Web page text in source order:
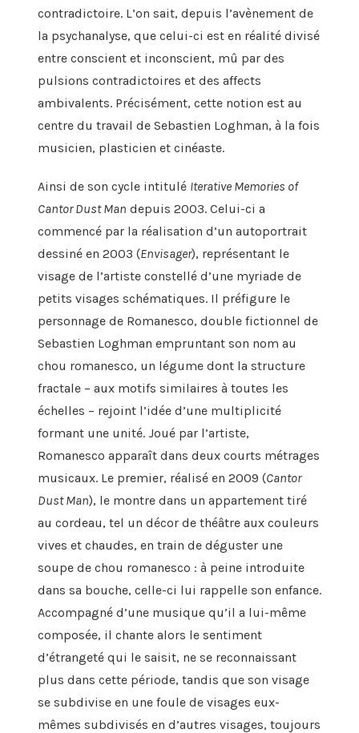
contradictoire. L’on sait, depuis l’avènement de
la psychanalyse, que celui-ci est en réalité divisé
entre conscient et inconscient, mû par des
pulsions contradictoires et des affects
ambivalents. Précisément, cette notion est au
centre du travail de Sebastien Loghman, à la fois
musicien, plasticien et cinéaste.
Ainsi de son cycle intitulé Iterative Memories of
CantorDustMan depuis 2003. Celui-ci a
commencé par la réalisation d’un autoportrait
dessinéen 2003 (Envisager), représentant le
visage de l’artiste constelléd’une myriade de
petits visages schématiques. Il préfigure le
personnage de Romanesco, doublefictionnel de
Sebastien Loghman empruntant son nom au
chou romanesco, un légume dont la structure
fractale – aux motifs similaires à toutes les
échelles – rejoint l’idée d’une multiplicité
formant une unité. Joué par l’artiste,
Romanesco apparaît dans deux courts métrages
musicaux. Le premier, réaliséen 2009 (Cantor
DustMan), le montre dans un appartement tiré
au cordeau, tel un décor de théâtreaux couleurs
vives et chaudes, en train de dégusterune
soupe de chou romanesco : à peine introduite
dans sa bouche, celle-ci lui rappelle son enfance.
Accompagné d’unemusique qu’il a lui-même
composée, il chante alors le sentiment
d’étrangeté qui le saisit, ne se reconnaissant
plus dans cette période, tandis que son visage
se subdivise en une foule de visages eux-
mêmes subdivisés en d’autres visages, toujours